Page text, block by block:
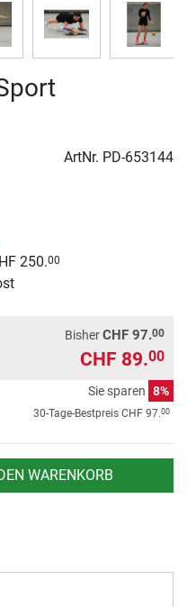
ArtNr. PD-653144
250.00
BisherCHF 97.00
CHF 89.00
Sie sparen 8%
30-Tage-Bestpreis CHF 97.00
WARENKORB